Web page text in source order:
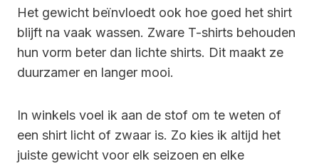
Het gewicht beïnvloedt ook hoe goed het shirt
blijft na vaak wassen. Zware T-shirts behouden
hun vorm beter dan lichte shirts. Dit maakt ze
duurzamer en langer mooi.
In winkels voel ik aan de stof om te weten of
een shirt licht of zwaar is. Zo kies ik altijd het
juiste gewicht voor elk seizoen en elke